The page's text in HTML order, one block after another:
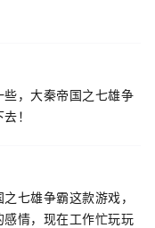
，大秦帝国之七雄争
！
七雄争霸这款游戏，
情，现在工作忙玩玩